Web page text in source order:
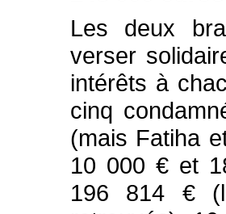
Les deux
verser
intérêts à
cinq
(mais Fatiha
10 000 € et
196 814 €